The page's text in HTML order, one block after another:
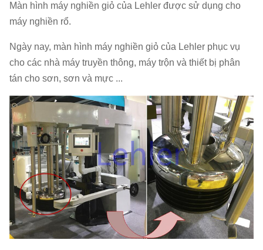
Màn hình máy nghiền giỏ của Lehler được sử dụng cho
máy nghiền rổ.
Ngày nay, màn hình máy nghiền giỏ của Lehler phục vụ
cho các nhà máy truyền thông, máy trộn và thiết bị phân
tán cho sơn, sơn và mực ...